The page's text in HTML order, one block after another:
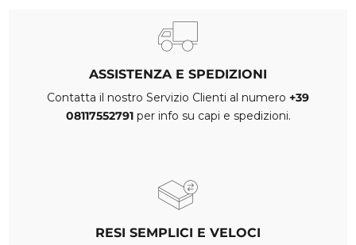
ASSISTENZA E SPEDIZIONI
Contatta il nostro Servizio Clienti al numero +39
08117552791 per info su capi e spedizioni.
RESI SEMPLICI E VELOCI